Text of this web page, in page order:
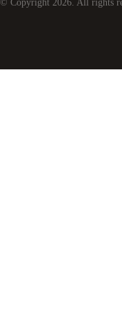
© Copyright 2026. All rights